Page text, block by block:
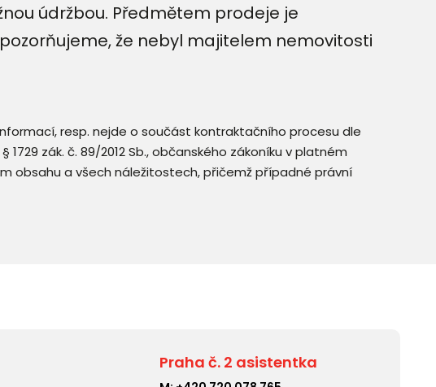
údržbou. Předmětem prodeje je
že nebyl majitelem nemovitosti
resp. nejde o součást kontraktačního procesu dle
zák. č. 89/2012 Sb., občanského zákoníku v platném
obsahu a všech náležitostech, přičemž případné právní
Praha č. 2 asistentka